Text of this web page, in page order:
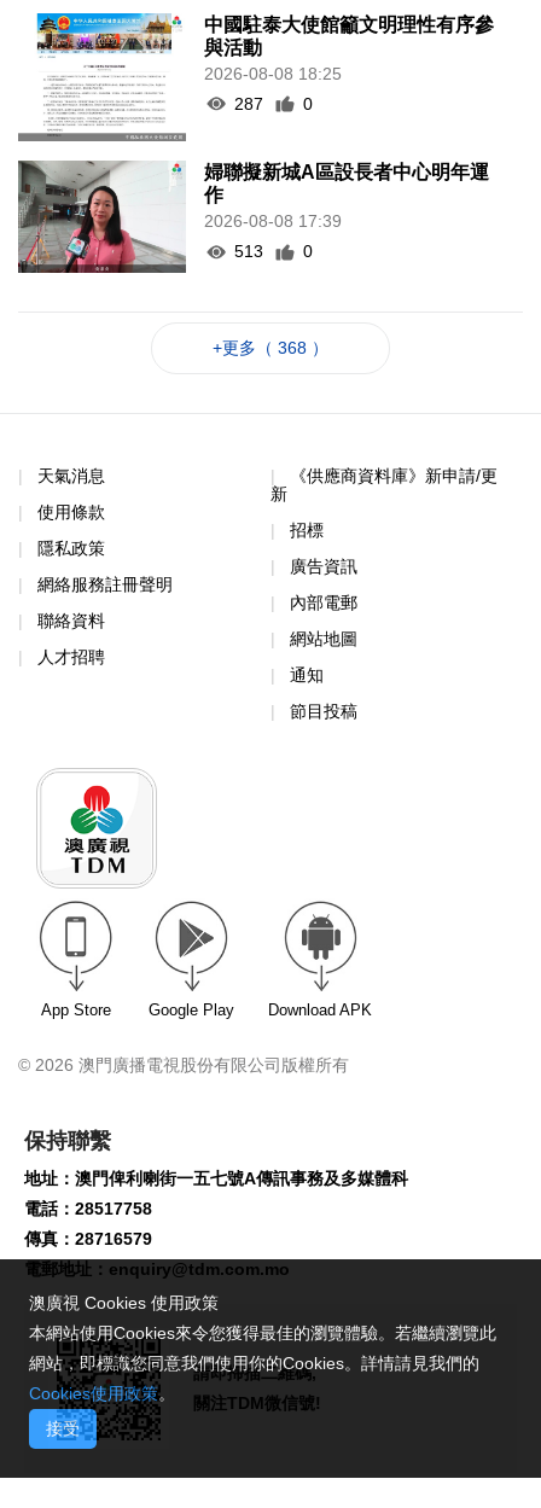
中國駐泰大使館籲文明理性有序參
與活動
2026-08-08 18:25
287
0
婦聯擬新城A區設長者中心明年運
作
2026-08-08 17:39
513
0
+更多（ 368 ）
天氣消息
使用條款
隱私政策
網絡服務註冊聲明
聯絡資料
人才招聘
《供應商資料庫》新申請/更
新
招標
廣告資訊
內部電郵
網站地圖
通知
節目投稿
App Store Google Play Download APK
© 2026 澳門廣播電視股份有限公司版權所有
保持聯繫
地址：澳門俾利喇街一五七號A傳訊事務及多媒體科
電話：28517758
傳真：28716579
電郵地址： enquiry@tdm.com.mo
請即掃描二維碼,
關注TDM微信號!
澳廣視 Cookies 使用政策
本網站使用Cookies來令您獲得最佳的瀏覽體驗。若繼續瀏覽此
網站，即標識您同意我們使用你的Cookies。詳情請見我們的
Cookies使用政策。
接受